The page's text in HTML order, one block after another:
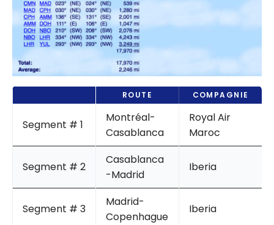
ROUTE COMPAGNIE
Segment # 1
Montréal-
Casablanca
Royal Air
Maroc
Segment # 2
Casablanca
-Madrid
Iberia
Segment # 3
Madrid-
Copenhague
Iberia